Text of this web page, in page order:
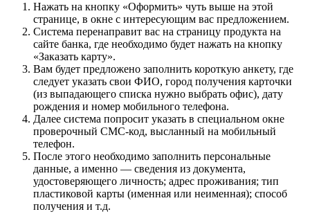
Нажать на кнопку «Оформить» чуть выше на этой
странице, в окне с интересующим вас предложением.
Система перенаправит вас на страницу продукта на
сайте банка, где необходимо будет нажать на кнопку
«Заказать карту».
Вам будет предложено заполнить короткую анкету, где
следует указать свои ФИО, город получения карточки
(из выпадающего списка нужно выбрать офис), дату
рождения и номер мобильного телефона.
Далее система попросит указать в специальном окне
проверочный СМС-код, высланный на мобильный
телефон.
После этого необходимо заполнить персональные
данные, а именно — сведения из документа,
удостоверяющего личность; адрес проживания; тип
пластиковой карты (именная или неименная); способ
получения и т.д.